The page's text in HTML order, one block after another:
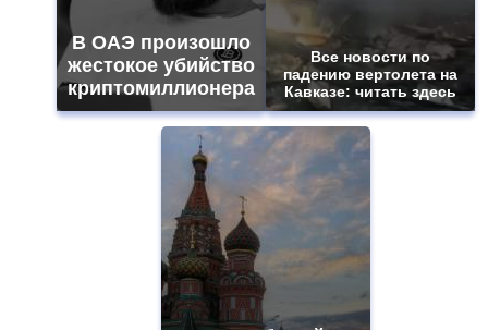
В ОАЭ произошло
жестокое убийство
криптомиллионера
Все новости по
падению вертолета на
Кавказе: читать здесь